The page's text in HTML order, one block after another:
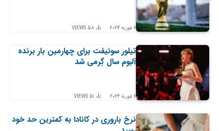
6 فوریه 2024 58
VIEWS
تیلور سوئیفت برای چهارمین بار برنده
آلبوم سال گِرمی شد
6 فوریه 2024 51
VIEWS
نرخ باروری در کانادا به کمترین حد خود